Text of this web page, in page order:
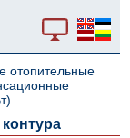
отопительные